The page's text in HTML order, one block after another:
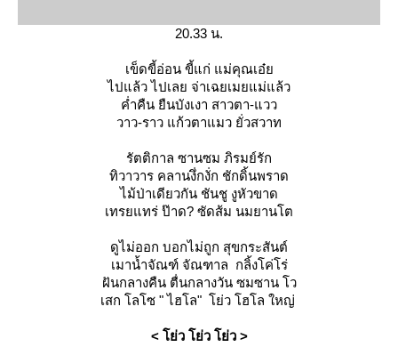
20.33 น.
เข็ดขี้อ่อน ขี้แก่ แม่คุณเอ๋
ไปแล้ว ไปเลย จ่าเฉยเมยแม่แล้ว
ค่ำคืน ยืนบังเงา สาวตา-แวว
วาว-ราว แก้วตาแมว ยั่วสวาท
รัตติกาล ซานซม ภิรมย์รัก
ทิวาวาร คลานงึ่กงั่ก ชักดิ้นพราด
ไม้ป่าเดียวกัน ชันชู งูหัวขาด
เทรยแทร่ ป๊าด? ซัดส้ม นมยานโต
ดูไม่ออก บอกไม่ถูก สุขกระสันต์
เมาน้ำจัณฑ์ จัณฑาล กลิ้งโค่โร่
ฝันกลางคืน ตื่นกลางวัน ซมซาน โว
เสก โลโซ " ไฮโล" โย่ว โฮโล ใหญ่
< โย่ว โย่ว โย่ว >